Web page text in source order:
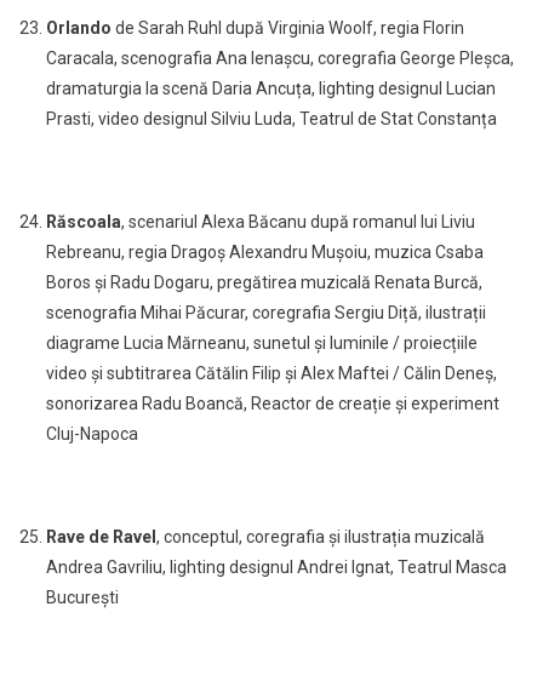
Orlando de Sarah Ruhl după Virginia Woolf, regia Florin
Caracala, scenografia Ana Ienașcu, coregrafia George Pleșca,
dramaturgia la scenă Daria Ancuța, lighting designul Lucian
Prasti, video designul Silviu Luda, Teatrul de Stat Constanța
Răscoala, scenariul Alexa Băcanu după romanul lui Liviu
Rebreanu, regia Dragoș Alexandru Mușoiu, muzica Csaba
Boros și Radu Dogaru, pregătirea muzicală Renata Burcă,
scenografia Mihai Păcurar, coregrafia Sergiu Diță, ilustrații
diagrame Lucia Mărneanu, sunetul și luminile / proiecțiile
video și subtitrarea Cătălin Filip și Alex Maftei / Călin Deneș,
sonorizarea Radu Boancă, Reactor de creație și experiment
Cluj-Napoca
Rave de Ravel , conceptul, coregrafia și ilustrația muzicală
Andrea Gavriliu, lighting designul Andrei Ignat, Teatrul Masca
București